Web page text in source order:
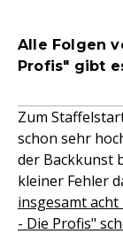
Alle Folgen
Profis" gibt
Zum
schon sehr
der Backkunst
kleiner Fehler
insgesamt
- Die Profis"